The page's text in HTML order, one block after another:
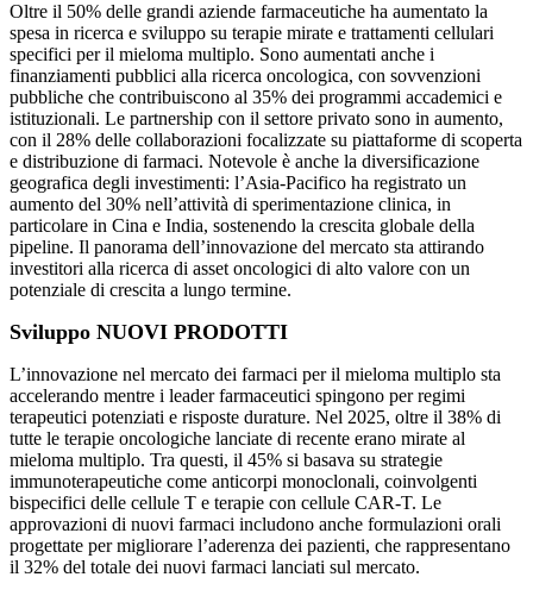
Oltre il 50% delle grandi aziende farmaceutiche ha aumentato la
spesa in ricerca e sviluppo su terapie mirate e trattamenti cellulari
specifici per il mieloma multiplo. Sono aumentati anche i
finanziamenti pubblici alla ricerca oncologica, con sovvenzioni
pubbliche che contribuiscono al 35% dei programmi accademici e
istituzionali. Le partnership con il settore privato sono in aumento,
con il 28% delle collaborazioni focalizzate su piattaforme di scoperta
e distribuzione di farmaci. Notevole è anche la diversificazione
geografica degli investimenti: l’Asia-Pacifico ha registrato un
aumento del 30% nell’attività di sperimentazione clinica, in
particolare in Cina e India, sostenendo la crescita globale della
pipeline. Il panorama dell’innovazione del mercato sta attirando
investitori alla ricerca di asset oncologici di alto valore con un
potenziale di crescita a lungo termine.
Sviluppo NUOVI PRODOTTI
L’innovazione nel mercato dei farmaci per il mieloma multiplo sta
accelerando mentre i leader farmaceutici spingono per regimi
terapeutici potenziati e risposte durature. Nel 2025, oltre il 38% di
tutte le terapie oncologiche lanciate di recente erano mirate al
mieloma multiplo. Tra questi, il 45% si basava su strategie
immunoterapeutiche come anticorpi monoclonali, coinvolgenti
bispecifici delle cellule T e terapie con cellule CAR-T. Le
approvazioni di nuovi farmaci includono anche formulazioni orali
progettate per migliorare l’aderenza dei pazienti, che rappresentano
il 32% del totale dei nuovi farmaci lanciati sul mercato.